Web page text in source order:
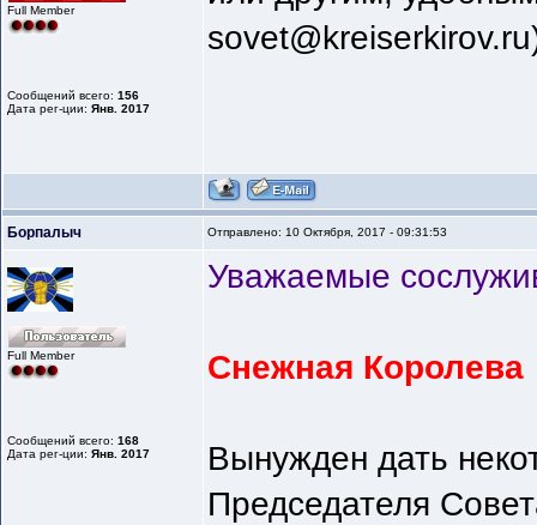
Full Member
Сообщений всего: 156
Дата рег-ции: Янв. 2017
Борпалыч Отправлено: 10 Октября, 2017 - 09:31:53
Full Member
Сообщений всего: 168
Дата рег-ции: Янв. 2017
Уважаемые
Снежная Королева
Вынужден дать
Председателя